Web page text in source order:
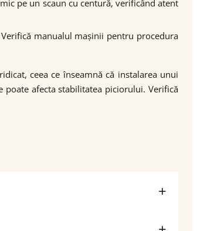
pe un scaun cu centură, verificând atent
manualul mașinii pentru procedura
ceea ce înseamnă că instalarea unui
afecta stabilitatea piciorului. Verifică